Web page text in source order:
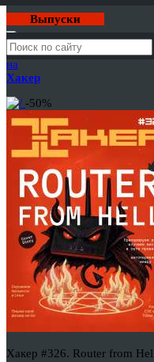
Выпуски
Годовая
подписка
на
Хакер
-50%
Хакер #326. Router from